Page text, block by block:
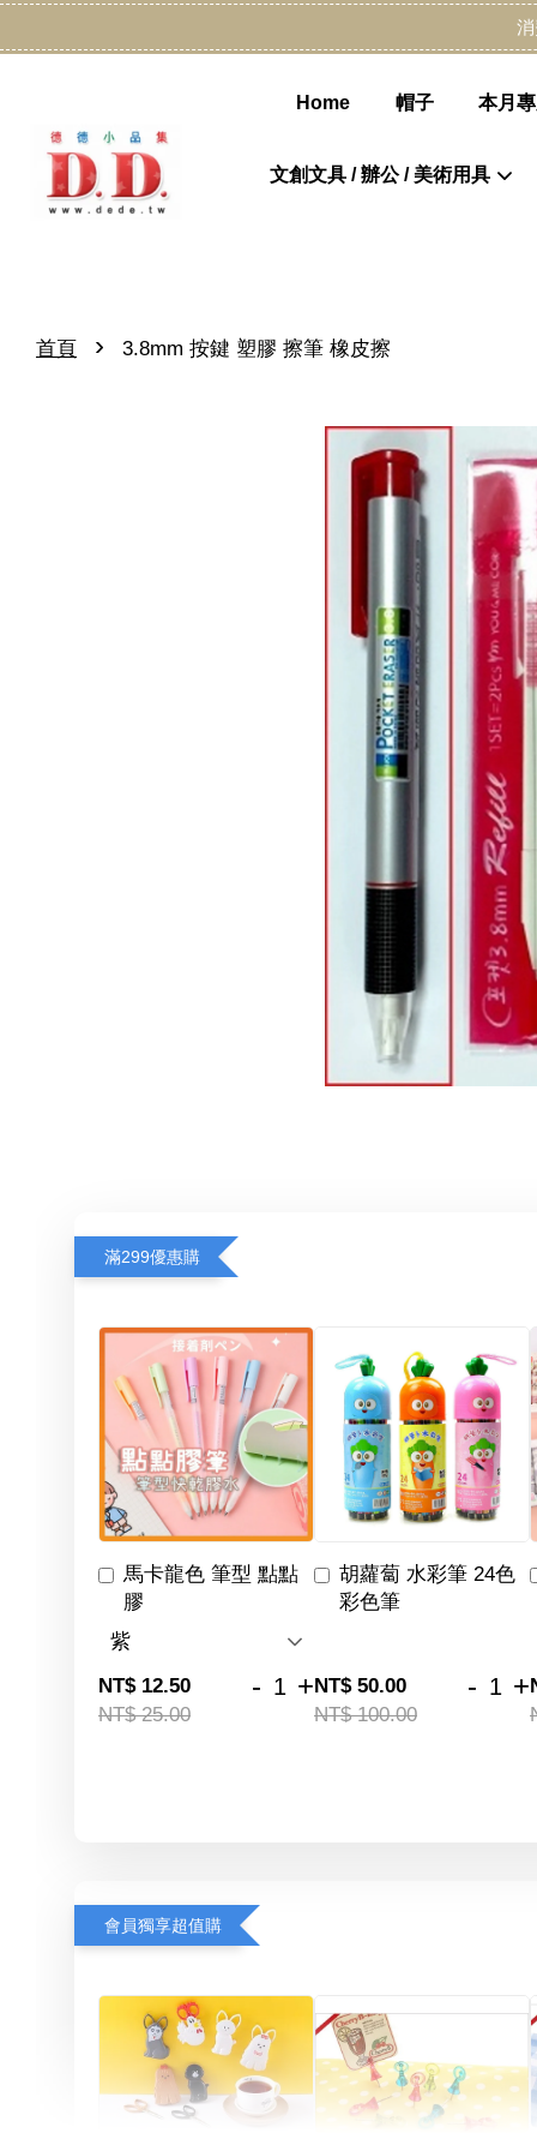
Home 帽子 本月
文創文具 / 辦公 / 美術用具
首頁 › 3.8mm 按鍵 塑膠 擦筆 橡皮擦
滿299優惠購
馬卡龍色 筆型 點點
膠
NT$ 12.50
NT$ 25.00
- +
胡蘿蔔 水彩筆 24色
彩色筆
NT$ 50.00
NT$ 100.00
- +
會員獨享超值購